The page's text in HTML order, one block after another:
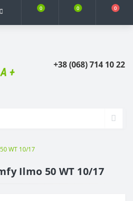
0 0 0
+38 (068) 714 10 22
WT 10/17
Ilmo 50 WT 10/17